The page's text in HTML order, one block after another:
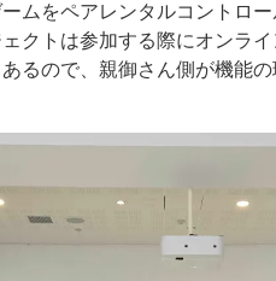
ムをペアレンタルコントロ
クトは参加する際にオンラ
るので、親御さん側が機能